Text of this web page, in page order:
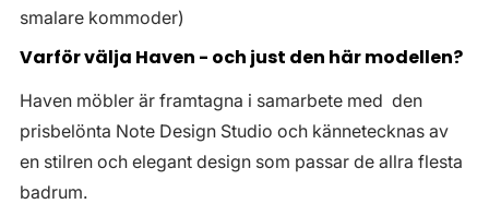
smalare kommoder)
Varför välja Haven - och just den här modellen?
Haven möbler är framtagna i samarbete med den
prisbelönta Note Design Studio och kännetecknas av
en stilren och elegant design som passar de allra flesta
badrum.